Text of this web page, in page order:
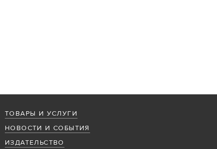
ТОВАРЫ И УСЛУГИ
НОВОСТИ И СОБЫТИЯ
ИЗДАТЕЛЬСТВО